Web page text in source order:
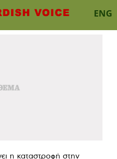
ENG
η καταστροφή στην